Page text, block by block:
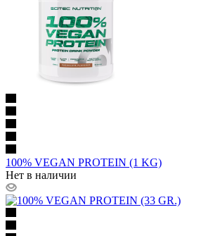
100% VEGAN PROTEIN (1 KG)
Нет в наличии